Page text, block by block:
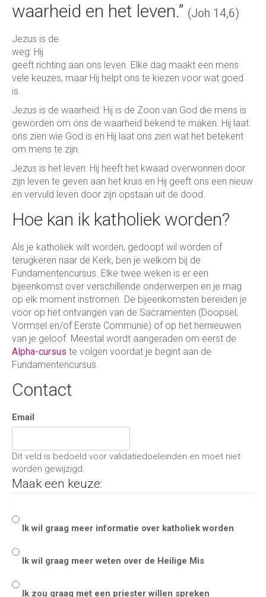
waarheid en het leven.” (Joh 14,6)
Jezus is de
weg: Hij
geeft richting aan ons leven. Elke dag maakt een mens
vele keuzes, maar Hij helpt ons te kiezen voor wat goed
is.
Jezus is de waarheid: Hij is de Zoon van God die mens is
geworden om ons de waarheid bekend te maken. Hij laat
ons zien wie God is en Hij laat ons zien wat het betekent
om mens te zijn.
Jezus is het leven: Hij heeft het kwaad overwonnen door
zijn leven te geven aan het kruis en Hij geeft ons een nieuw
en vervuld leven door zijn opstaan uit de dood.
Hoe kan ik katholiek worden?
Als je katholiek wilt worden, gedoopt wil worden of
terugkeren naar de Kerk, ben je welkom bij de
Fundamentencursus. Elke twee weken is er een
bijeenkomst over verschillende onderwerpen en je mag
op elk moment instromen. De bijeenkomsten bereiden je
voor op het ontvangen van de Sacramenten (Doopsel,
Vormsel en/of Eerste Communie) of op het hernieuwen
van je geloof. Meestal wordt aangeraden om eerst de
Alpha-cursus te volgen voordat je begint aan de
Fundamentencursus.
Contact
Email
Dit veld is bedoeld voor validatiedoeleinden en moet niet
worden gewijzigd.
Maak een keuze:
Ik wil graag meer informatie over katholiek worden
Ik wil graag meer weten over de Heilige Mis
Ik zou graag met een priester willen spreken